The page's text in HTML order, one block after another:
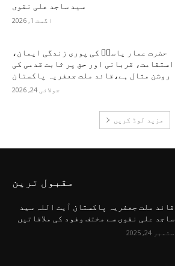
سید ساجد علی نقوی
اگست 1, 2026
حضرت عمار یاسرؑ کی پوری زندگی ایمان،
استقامت، قربانی اور حق پر ثابت قدمی کی
روشن مثال ہے،قائد ملت جعفریہ پاکستان
جولائی 24, 2026
مزید لوڈ کریں
مقبول ترین
قائد ملت جعفریہ پاکستان آیت اللہ سید
ساجد علی نقوی سے مختف وفود کی ملاقاتیں
ستمبر 24, 2025